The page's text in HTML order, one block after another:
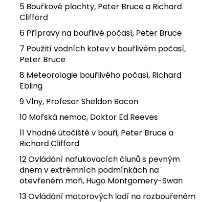
5 Bouřkové plachty, Peter Bruce a Richard
Clifford
6 Přípravy na bouřlivé počasí, Peter Bruce
7 Použití vodních kotev v bouřlivém počasí,
Peter Bruce
8 Meteorologie bouřlivého počasí, Richard
Ebling
9 Vlny, Profesor Sheldon Bacon
10 Mořská nemoc, Doktor Ed Reeves
11 Vhodné útočiště v bouři, Peter Bruce a
Richard Clifford
12 Ovládání nafukovacích člunů s pevným
dnem v extrémních podmínkách na
otevřeném moři, Hugo Montgomery-Swan
13 Ovládání motorových lodí na rozbouřeném